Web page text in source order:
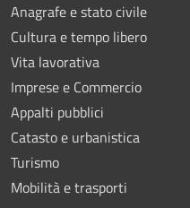
Anagrafe e stato civile
Cultura e tempo libero
Vita lavorativa
Imprese e Commercio
Appalti pubblici
Catasto e urbanistica
Turismo
Mobilità e trasporti